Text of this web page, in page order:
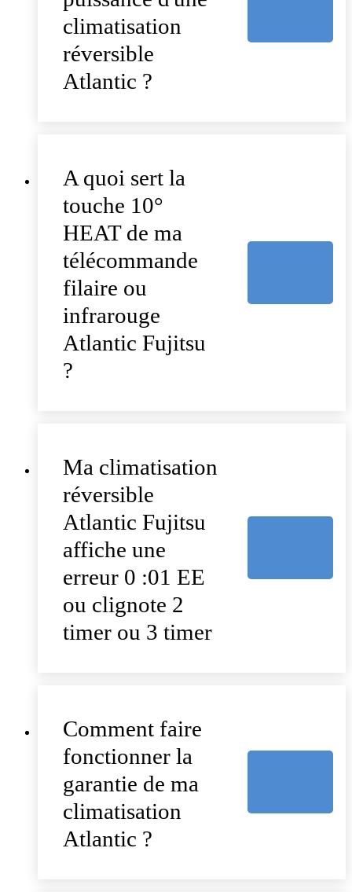
climatisation
réversible
Atlantic ?
A quoi sert la
touche 10°
HEAT de ma
télécommande
filaire ou
infrarouge
Atlantic Fujitsu
?
Ma climatisation
réversible
Atlantic Fujitsu
affiche une
erreur 0 :01 EE
ou clignote 2
timer ou 3 timer
Comment faire
fonctionner la
garantie de ma
climatisation
Atlantic ?